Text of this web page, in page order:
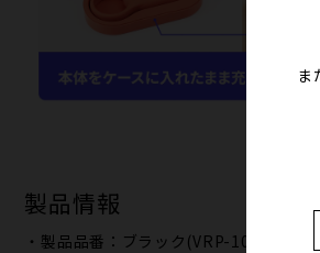
製品情報
・製品品番：ブラック(VRP-101)/イン
ま